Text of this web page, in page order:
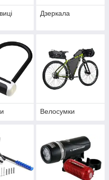
Дзеркала
Велосумки